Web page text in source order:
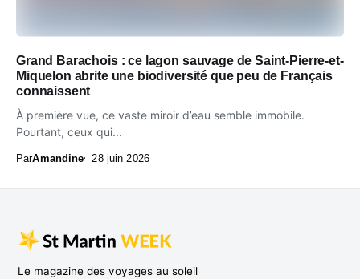
Grand Barachois : ce lagon sauvage de Saint-Pierre-et-
Miquelon abrite une biodiversité que peu de Français
connaissent
À première vue, ce vaste miroir d’eau semble immobile.
Pourtant, ceux qui...
ParAmandine 28 juin 2026
Le magazine des voyages au soleil